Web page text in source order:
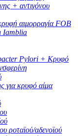
+ αντιγόνου
αιμορραγία FOB
Iamblia
Pylori + Κρυφό
για κρυφό αίμα
ροταϊού/αδενοϊού